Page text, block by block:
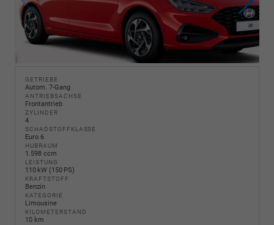
GETRIEBE
Autom. 7-Gang
ANTRIEBSACHSE
Frontantrieb
ZYLINDER
4
SCHADSTOFFKLASSE
Euro 6
HUBRAUM
1.598 ccm
LEISTUNG
110 kW (150 PS)
KRAFTSTOFF
Benzin
KATEGORIE
Limousine
KILOMETERSTAND
10 km